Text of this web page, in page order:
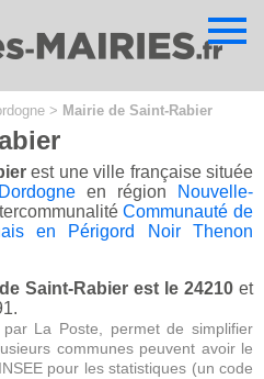
> Mairie de Saint-Rabier
est une ville française située
Dordogne en région
Nouvelle-
Communauté de
en Périgord Noir Thenon
Saint-Rabier est le 24210et
La Poste, permet de simplifier
communes peuvent avoir le
pour les statistiques (un code